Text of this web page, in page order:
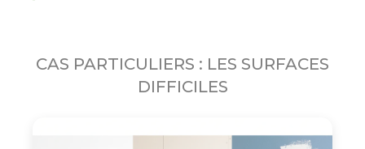
CAS PARTICULIERS : LES SURFACES
DIFFICILES